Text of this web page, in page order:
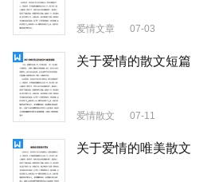
爱情文章 07-03
关于爱情的散文短篇
爱情散文 07-11
关于爱情的唯美散文